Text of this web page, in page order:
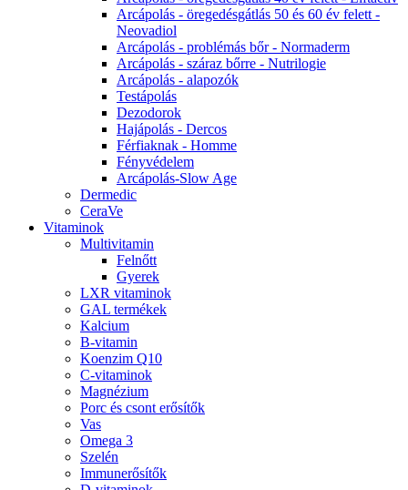
Arcápolás - öregedésgátlás 50 és 60 év felett -
Neovadiol
Arcápolás - problémás bőr - Normaderm
Arcápolás - száraz bőrre - Nutrilogie
Arcápolás - alapozók
Testápolás
Dezodorok
Hajápolás - Dercos
Férfiaknak - Homme
Fényvédelem
Arcápolás-Slow Age
Dermedic
CeraVe
Vitaminok
Multivitamin
Felnőtt
Gyerek
LXR vitaminok
GAL termékek
Kalcium
B-vitamin
Koenzim Q10
C-vitaminok
Magnézium
Porc és csont erősítők
Vas
Omega 3
Szelén
Immunerősítők